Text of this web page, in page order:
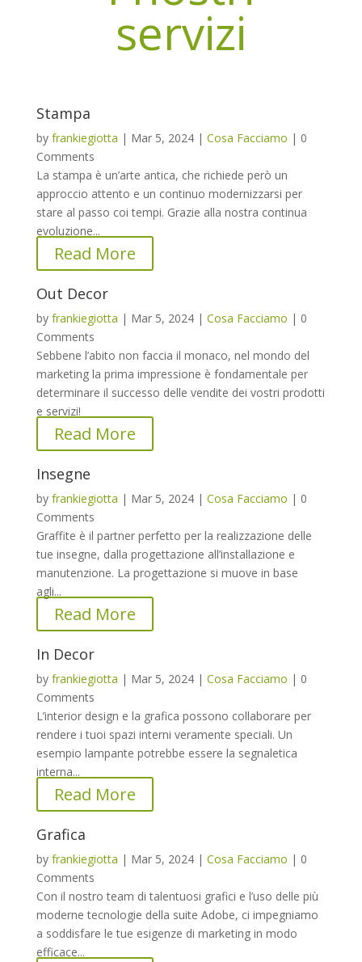
servizi
Stampa
by frankiegiotta | Mar 5, 2024 | Cosa Facciamo | 0
Comments
La stampa è un’arte antica, che richiede però un
approccio attento e un continuo modernizzarsi per
stare al passo coi tempi. Grazie alla nostra continua
evoluzione...
Read More
Out Decor
by frankiegiotta | Mar 5, 2024 | Cosa Facciamo | 0
Comments
Sebbene l’abito non faccia il monaco, nel mondo del
marketing la prima impressione è fondamentale per
determinare il successo delle vendite dei vostri prodotti
e servizi!
Read More
Insegne
by frankiegiotta | Mar 5, 2024 | Cosa Facciamo | 0
Comments
Graffite è il partner perfetto per la realizzazione delle
tue insegne, dalla progettazione all’installazione e
manutenzione. La progettazione si muove in base
agli...
Read More
In Decor
by frankiegiotta | Mar 5, 2024 | Cosa Facciamo | 0
Comments
L’interior design e la grafica possono collaborare per
rendere i tuoi spazi interni veramente speciali. Un
esempio lampante potrebbe essere la segnaletica
interna...
Read More
Grafica
by frankiegiotta | Mar 5, 2024 | Cosa Facciamo | 0
Comments
Con il nostro team di talentuosi grafici e l’uso delle più
moderne tecnologie della suite Adobe, ci impegniamo
a soddisfare le tue esigenze di marketing in modo
efficace...